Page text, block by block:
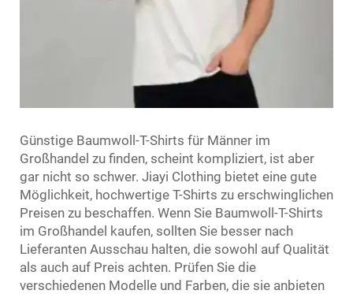
Günstige Baumwoll-T-Shirts für Männer im
Großhandel zu finden, scheint kompliziert, ist aber
gar nicht so schwer. Jiayi Clothing bietet eine gute
Möglichkeit, hochwertige T-Shirts zu erschwinglichen
Preisen zu beschaffen. Wenn Sie Baumwoll-T-Shirts
im Großhandel kaufen, sollten Sie besser nach
Lieferanten Ausschau halten, die sowohl auf Qualität
als auch auf Preis achten. Prüfen Sie die
verschiedenen Modelle und Farben, die sie anbieten